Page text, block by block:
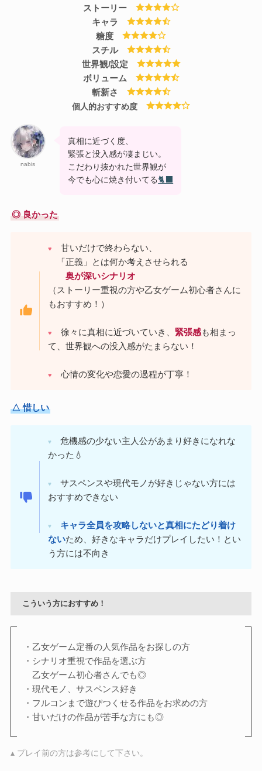
ストーリー
キャラ
糖度
スチル
世界観/設定
ボリューム
斬新さ
個人的おすすめ度
nabis
真相に近づく度、
緊張と没入感が凄まじい。
こだわり抜かれた世界観が
今でも心に焼き付いてる🐈‍⬛
◎ 良かった
♥
甘いだけで終わらない、
「正義」とは何か考えさせられる
奥が深いシナリオ
（ストーリー重視の方や乙女ゲーム初心者さんに
もおすすめ！）
♥ 徐々に真相に近づいていき、 緊張感も相まっ
て、世界観への没入感がたまらない！
♥ 心情の変化や恋愛の過程が丁寧！
△ 惜しい
♥
危機感の少ない主人公があまり好きになれな
かった💧
♥
サスペンスや現代モノが好きじゃない方には
おすすめできない
♥
キャラ全員を攻略しないと真相にたどり着け
ないため、好きなキャラだけプレイしたい！とい
う方には不向き
こういう方におすすめ！
・乙女ゲーム定番の人気作品をお探しの方
・シナリオ重視で作品を選ぶ方
乙女ゲーム初心者さんでも◎
・現代モノ、サスペンス好き
・フルコンまで遊びつくせる作品をお求めの方
・甘いだけの作品が苦手な方にも◎
▴ プレイ前の方は参考にして下さい。